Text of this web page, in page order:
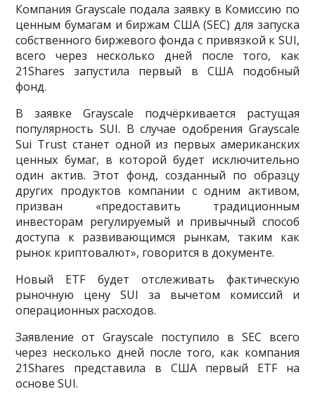
Компания Grayscale подала заявку в Комиссию по
ценным бумагам и биржам США (SEC) для запуска
собственного биржевого фонда с привязкой к SUI,
всего через несколько дней после того, как
21Shares запустила первый в США подобный
фонд.
В заявке Grayscale подчёркивается растущая
популярность SUI. В случае одобрения Grayscale
Sui Trust станет одной из первых американских
ценных бумаг, в которой будет исключительно
один актив. Этот фонд, созданный по образцу
других продуктов компании с одним активом,
призван «предоставить традиционным
инвесторам регулируемый и привычный способ
доступа к развивающимся рынкам, таким как
рынок криптовалют», говорится в документе.
Новый ETF будет отслеживать фактическую
рыночную цену SUI за вычетом комиссий и
операционных расходов.
Заявление от Grayscale поступило в SEC всего
через несколько дней после того, как компания
21Shares представила в США первый ETF на
основе SUI.